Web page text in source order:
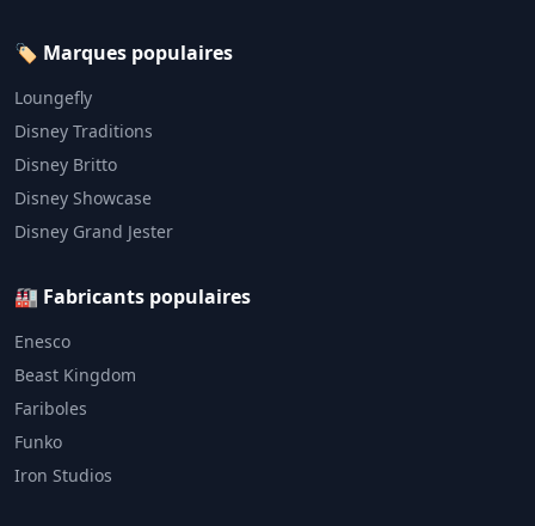
🏷️ Marques populaires
Loungefly
Disney Traditions
Disney Britto
Disney Showcase
Disney Grand Jester
🏭 Fabricants populaires
Enesco
Beast Kingdom
Fariboles
Funko
Iron Studios